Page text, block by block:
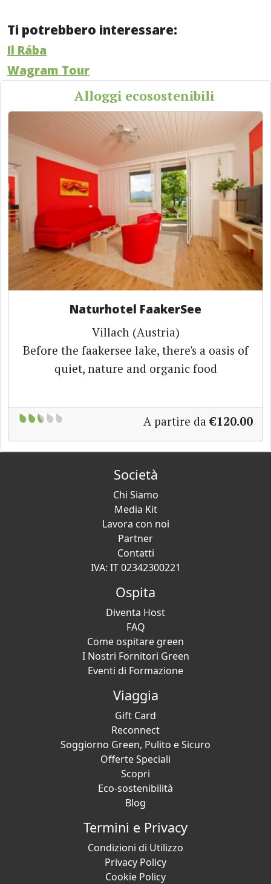
Ti potrebbero interessare:
Il Rába
Wagram Tour
Alloggi ecosostenibili
Naturhotel FaakerSee
Villach (Austria)
Before the faakersee lake, there's a oasis of
quiet, nature and organic food
A partire da €120.00
Società
Chi Siamo
Media Kit
Lavora con noi
Partner
Contatti
IVA: IT 02342300221
Ospita
Diventa Host
FAQ
Come ospitare green
I Nostri Fornitori Green
Eventi di Formazione
Viaggia
Gift Card
Reconnect
Soggiorno Green, Pulito e Sicuro
Offerte Speciali
Scopri
Eco-sostenibilità
Blog
Termini e Privacy
Condizioni di Utilizzo
Privacy Policy
Cookie Policy